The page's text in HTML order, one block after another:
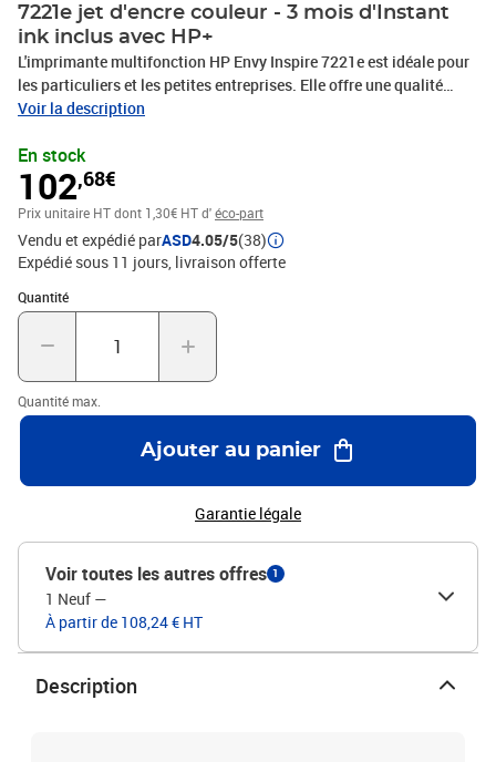
7221e jet d'encre couleur - 3 mois d'Instant
ink inclus avec HP+
L'imprimante multifonction HP Envy Inspire 7221e est idéale pour
les particuliers et les petites entreprises. Elle offre une qualité
d'impression jet d'encre couleur exceptionnelle pour des
elle est facile a utiliser depuis n'importe quel appareil.
Voir la description
En stock
102,68€
Prix unitaire HTdont 1,30€ HT d'éco-part
Vendu et expédié parASD4.05/5(38)
Expédié sous 11 jours livraison offerte
Quantité
Quantité : 1
Quantité max.
Ajouter au panier
Garantie légale
Voir toutes les autres offres 1
1 Neuf —
À partir de 108,24 € HT
Description